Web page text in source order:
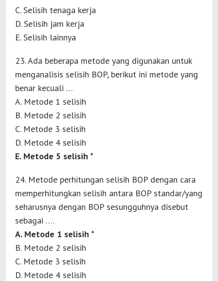
C. Selisih tenaga kerja
D. Selisih jam kerja
E. Selisih lainnya
23. Ada beberapa metode yang digunakan untuk
menganalisis selisih BOP, berikut ini metode yang
benar kecuali …
A. Metode 1 selisih
B. Metode 2 selisih
C. Metode 3 selisih
D. Metode 4 selisih
E. Metode 5 selisih *
24. Metode perhitungan selisih BOP dengan cara
memperhitungkan selisih antara BOP standar/yang
seharusnya dengan BOP sesungguhnya disebut
sebagai ….
A. Metode 1 selisih *
B. Metode 2 selisih
C. Metode 3 selisih
D. Metode 4 selisih